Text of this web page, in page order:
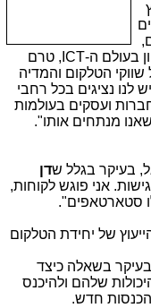
,ICT טרם
הטלקום והמדיה
לנו נציגים בכל רחבי
עם מעל ל-10 מיליון חברות ועסקים בעולמות
מנתחים אותו".
בעיקר בגלל שדן
אני פוגש לקוחות,
סטארטאפים".
של יחידת הטלקום
בשאלה כיצד
שלהם ולהיכנס
חדש.